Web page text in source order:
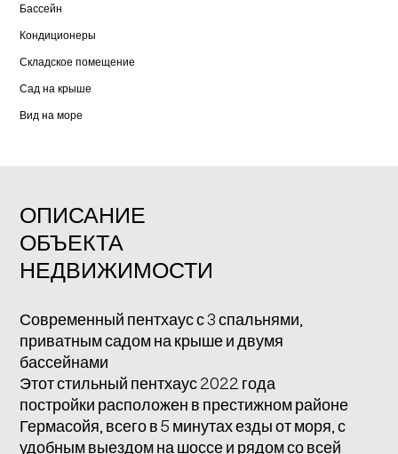
Бассейн
Кондиционеры
Складское помещение
Сад на крыше
Вид на море
ОПИСАНИЕ
ОБЪЕКТА
НЕДВИЖИМОСТИ
Современный пентхаус с 3 спальнями,
приватным садом на крыше и двумя
бассейнами
Этот стильный пентхаус 2022 года
постройки расположен в престижном районе
Гермасойя, всего в 5 минутах езды от моря, с
удобным выездом на шоссе и рядом со всей